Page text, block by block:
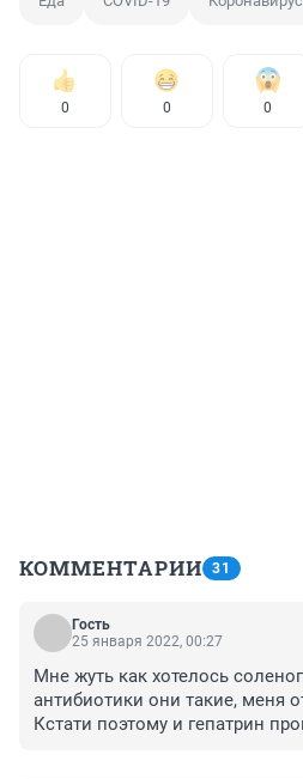
0 0 0
КОММЕНТАРИИ 31
Гость
25 января 2022, 00:27
Мне жуть как хотелось
антибиотики они такие, меня
Кстати поэтому и гепатрин
восстанавливаться. В нем